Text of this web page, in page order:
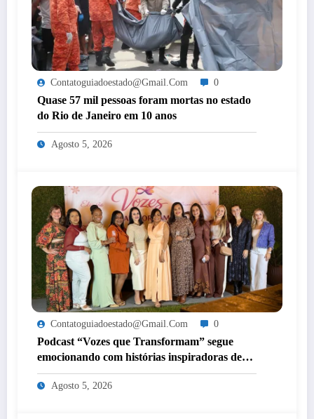
Contatoguiadoestado@gmail.com 0
Quase 57 mil pessoas foram mortas no estado
do Rio de Janeiro em 10 anos
Agosto 5, 2026
Contatoguiadoestado@gmail.com 0
Podcast “Vozes que Transformam” segue
emocionando com histórias inspiradoras de
mulheres de Itaperuna
Agosto 5, 2026